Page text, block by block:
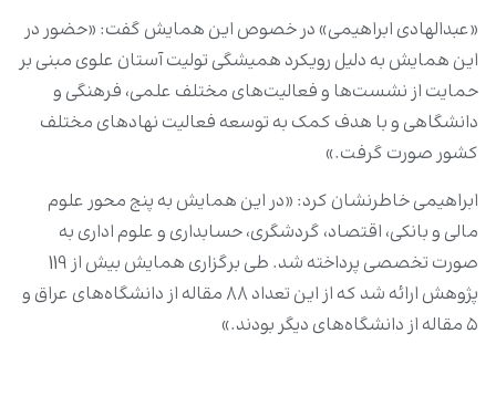
«عبدالهادی ابراهیمی» در خصوص این همایش گفت: «حضور در
این همایش به دلیل رویکرد همیشگی تولیت آستان علوی مبنی بر
حمایت از نشست‌ها و فعالیت‌های مختلف علمی، فرهنگی و
دانشگاهی و با هدف کمک به توسعه فعالیت نهادهای مختلف
کشور صورت گرفت.»
ابراهیمی خاطرنشان کرد: «در این همایش به پنج محور علوم
مالی و بانکی، اقتصاد، گردشگری، حسابداری و علوم اداری به
صورت تخصصی پرداخته شد. طی برگزاری همایش بیش از 119
پژوهش ارائه شد که از این تعداد 88 مقاله از دانشگاه‌های عراق و
۵ مقاله از دانشگاه‌های دیگر بودند.»